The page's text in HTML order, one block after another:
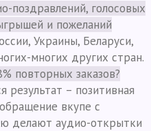
поздравлений, голосовых
и пожеланий
Украины, Беларуси,
многих других стран.
повторных заказов?
результат – позитивная
вкупе с
делают аудио-открытки